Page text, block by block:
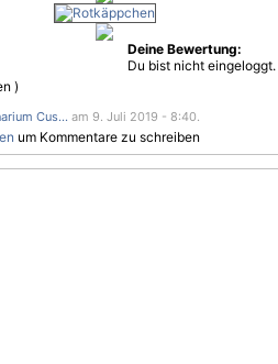
)
Deine Bewertung:
Du bist nicht eingeloggt.
Cus... am 9. Juli 2019 - 8:40.
um Kommentare zu schreiben